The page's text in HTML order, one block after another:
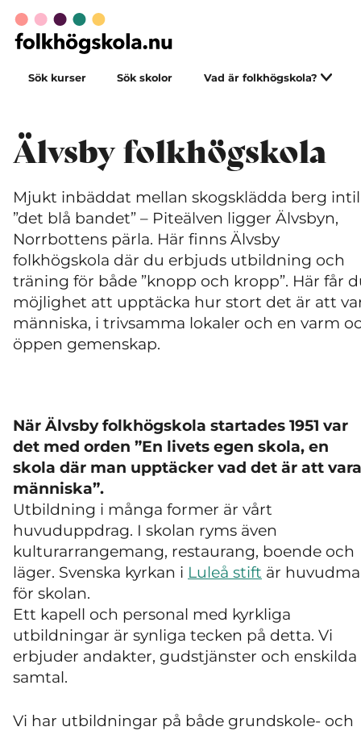
Sök kurser Sök skolor Vad är folkhögskola?
Älvsby folkhögskola
Mjukt inbäddat mellan skogsklädda berg
”det blå bandet” – Piteälven ligger Älvsbyn,
Norrbottens pärla. Här finns Älvsby
folkhögskola där du erbjuds utbildning och
träning för både ”knopp och kropp”. Här får
möjlighet att upptäcka hur stort det är att
människa, i trivsamma lokaler och en varm
öppen gemenskap.
När Älvsby folkhögskola startades 1951 var
det med orden ”En livets egen skola, en
skola där man upptäcker vad det är att vara
människa”.
Utbildning i många former är vårt
huvuduppdrag. I skolan ryms även
kulturarrangemang, restaurang, boende och
läger. Svenska kyrkan i Luleå stift är
för skolan.
Ett kapell och personal med kyrkliga
utbildningar är synliga tecken på detta. Vi
erbjuder andakter, gudstjänster och enskilda
samtal.
Vi har utbildningar på både grundskole- och